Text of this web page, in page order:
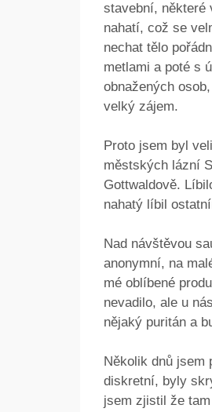
stavební, některé
nahatí, což se
nechat tělo
metlami a poté s
obnažených
velký zájem.
Proto jsem byl
městských lázní
Gottwaldově.
nahatý líbil
Nad návštěvou
anonymní, na
mé oblíbené
nevadilo, ale u
nějaký puritán a
Několik dnů jsem
diskretní, byly
jsem zjistil že